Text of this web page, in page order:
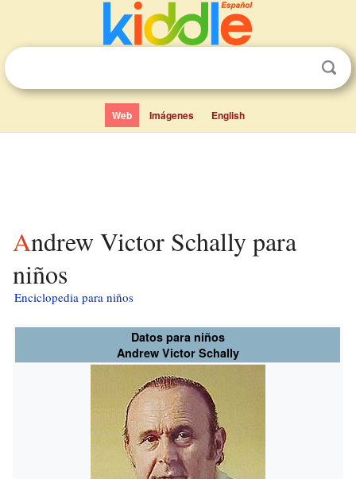
Web Imágenes English
Andrew Victor Schally para
niños
Enciclopedia para niños
Datos para niños
Andrew Victor Schally